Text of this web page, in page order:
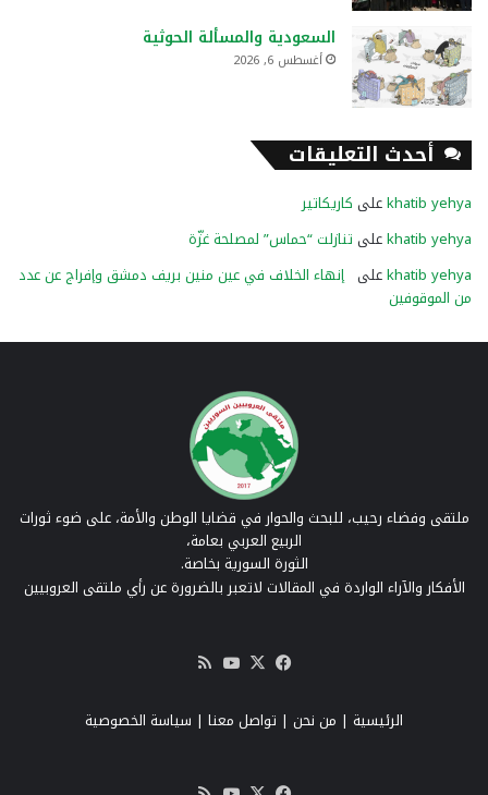
السعودية والمسألة الحوثية
أغسطس 6, 2026
أحدث التعليقات
khatib yehyaعلى كاريكاتير
khatib yehyaعلى تنازلت “حماس” لمصلحة غزّة
khatib yehyaعلى إنهاء الخلاف في عين منين بريف دمشق وإفراج عن عدد
من الموقوفين
ملتقى وفضاء رحيب، للبحث والحوار في قضايا الوطن والأمة، على ضوء ثورات
الربيع العربي بعامة،
الثورة السورية بخاصة.
الأفكار والآراء الواردة في المقالات لاتعبر بالضرورة عن رأي ملتقى العروبيين
فيسبوك
‫X
‫YouTube
RSS
الرئيسية | من نحن | تواصل معنا | سياسة الخصوصية